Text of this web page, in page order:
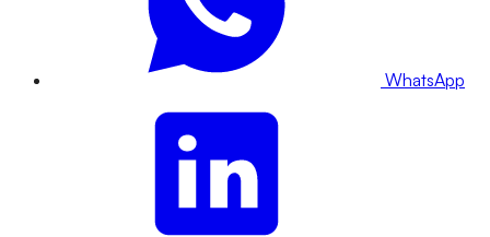
WhatsApp